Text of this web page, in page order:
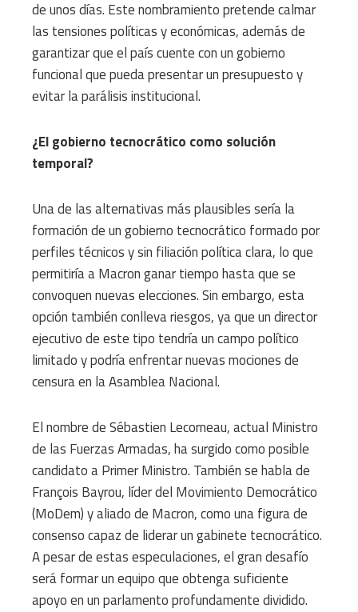
de unos días. Este nombramiento pretende calmar
las tensiones políticas y económicas, además de
garantizar que el país cuente con un gobierno
funcional que pueda presentar un presupuesto y
evitar la parálisis institucional.
¿El gobierno tecnocrático como solución
temporal?
Una de las alternativas más plausibles sería la
formación de un gobierno tecnocrático formado por
perfiles técnicos y sin filiación política clara, lo que
permitiría a Macron ganar tiempo hasta que se
convoquen nuevas elecciones. Sin embargo, esta
opción también conlleva riesgos, ya que un director
ejecutivo de este tipo tendría un campo político
limitado y podría enfrentar nuevas mociones de
censura en la Asamblea Nacional.
El nombre de Sébastien Lecorneau, actual Ministro
de las Fuerzas Armadas, ha surgido como posible
candidato a Primer Ministro. También se habla de
François Bayrou, líder del Movimiento Democrático
(MoDem) y aliado de Macron, como una figura de
consenso capaz de liderar un gabinete tecnocrático.
A pesar de estas especulaciones, el gran desafío
será formar un equipo que obtenga suficiente
apoyo en un parlamento profundamente dividido.